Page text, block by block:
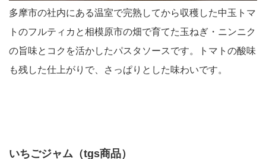
多摩市の社内にある温室で完熟してから収穫した中玉トマ
トのフルティカと相模原市の畑で育てた玉ねぎ・ニンニク
の旨味とコクを活かしたパスタソースです。トマトの酸味
も残した仕上がりで、さっぱりとした味わいです。
いちごジャム（tgs商品）